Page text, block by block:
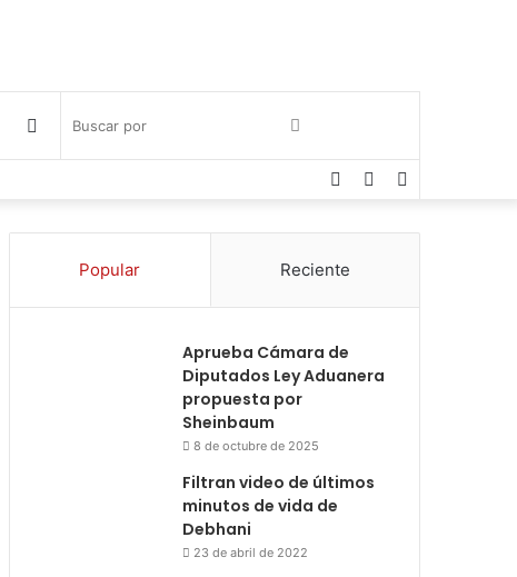
Buscar
Publicación
Twitter
Facebook
Popular Reciente
Aprueba Cámara de
Diputados Ley Aduanera
propuesta por
Sheinbaum
8 de octubre de 2025
Filtran video de últimos
minutos de vida de
Debhani
23 de abril de 2022